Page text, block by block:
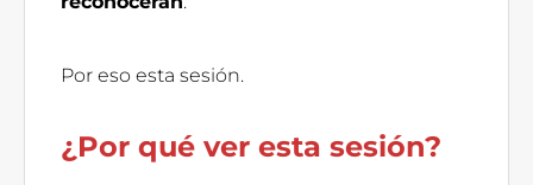
Por eso esta sesión.
¿Por qué ver esta sesión?